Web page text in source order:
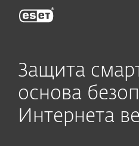
Защита
основа
Интернета
ESET